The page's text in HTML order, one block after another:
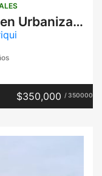
Casa en Venta o Alquiler en Urbanización La Perla, David, Chiriquí | 4 Recámaras y 4 Baños
$350,000 / 350000